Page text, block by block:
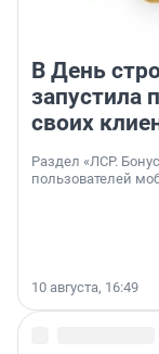
В День
запустила
своих
Раздел «ЛСР.
пользователей
10 августа, 16:49